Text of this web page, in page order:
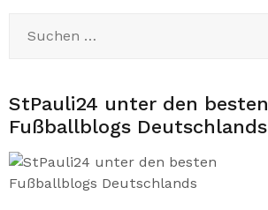
nach:
StPauli24 unter den besten
Fußballblogs Deutschlands